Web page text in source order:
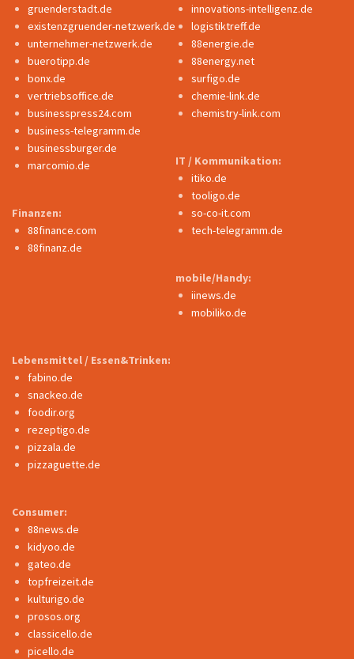
gruenderstadt.de
existenzgruender-netzwerk.de
unternehmer-netzwerk.de
buerotipp.de
bonx.de
vertriebsoffice.de
businesspress24.com
business-telegramm.de
businessburger.de
marcomio.de
Finanzen:
88finance.com
88finanz.de
innovations-intelligenz.de
logistiktreff.de
88energie.de
88energy.net
surfigo.de
chemie-link.de
chemistry-link.com
IT / Kommunikation:
itiko.de
tooligo.de
so-co-it.com
tech-telegramm.de
mobile/Handy:
iinews.de
mobiliko.de
Lebensmittel / Essen&Trinken:
fabino.de
snackeo.de
foodir.org
rezeptigo.de
pizzala.de
pizzaguette.de
Consumer:
88news.de
kidyoo.de
gateo.de
topfreizeit.de
kulturigo.de
prosos.org
classicello.de
picello.de